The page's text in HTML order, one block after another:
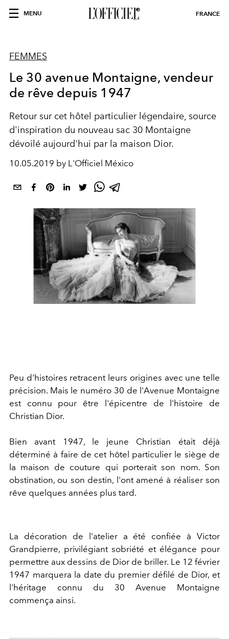
MENU FRANCE
FEMMES
Le 30 avenue Montaigne, vendeur
de rêve depuis 1947
Retour sur cet hôtel particulier légendaire, source
d'inspiration du nouveau sac 30 Montaigne
dévoilé aujourd'hui par la maison Dior.
10.05.2019 by L'Officiel México
Peu d'histoires retracent leurs origines avec une telle
précision. Mais le numéro 30 de l'Avenue Montaigne
est connu pour être l'épicentre de l'histoire de
Christian Dior.
Bien avant 1947, le jeune Christian était déjà
déterminé à faire de cet hôtel particulier le siège de
la maison de couture qui porterait son nom. Son
obstination, ou son destin, l'ont amené à réaliser son
rêve quelques années plus tard.
La décoration de l'atelier a été confiée à Victor
Grandpierre, privilégiant sobriété et élégance pour
permettre aux dessins de Dior de briller. Le 12 février
1947 marquera la date du premier défilé de Dior, et
l'héritage connu du 30 Avenue Montaigne
commença ainsi.